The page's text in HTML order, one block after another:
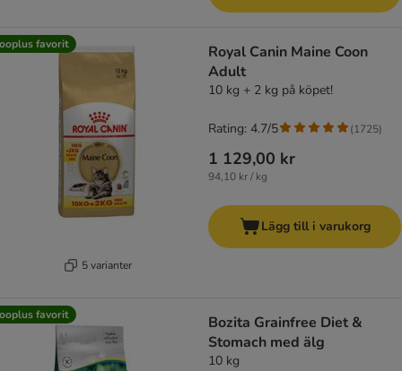
favorit
5 varianter
Royal Canin Maine Coon
Adult
10 kg + 2 kg på köpet!
1 129,00 kr
94,10 kr / kg
Rating: 4.7/5 (1725)
Lägg till i varukorg
favorit
Bozita Grainfree Diet &
Stomach med älg
10 kg